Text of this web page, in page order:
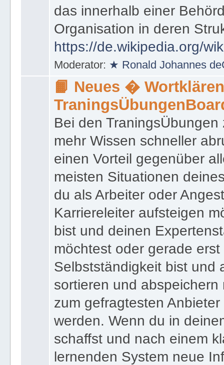
das innerhalb einer
Organisation in deren
https://de.wikipedia.org/
Moderator: ★ Ronald Johannes
📙 Neues �
Bei den
mehr Wissen schneller
einen Vorteil gegenüber
meisten Situationen
du als Arbeiter oder
Karriereleiter aufsteigen
bist und deinen
möchtest oder gerade
Selbstständigkeit bist und
sortieren und
zum gefragtesten
werden. Wenn du in
schaffst und nach einem
lernenden System neue